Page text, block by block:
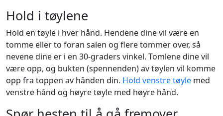
Hold i tøylene
Hold en tøyle i hver hånd. Hendene dine vil være en
tomme eller to foran salen og flere tommer over, så
nevene dine er i en 30-graders vinkel. Tomlene dine vil
være opp, og bukten (spennenden) av tøylen vil komme
opp fra toppen av hånden din. Hold venstre tøyle med
venstre hånd og høyre tøyle med høyre hånd.